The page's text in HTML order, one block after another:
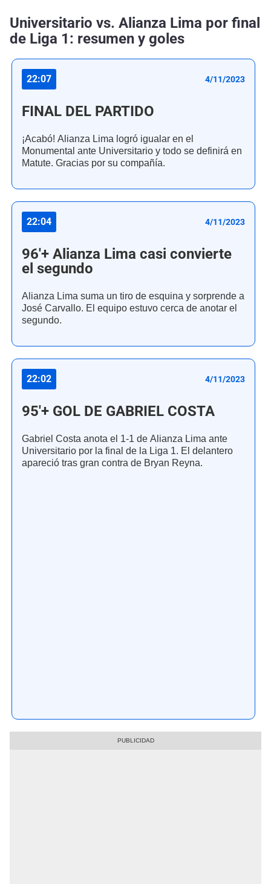
Universitario vs. Alianza Lima por final
de Liga 1: resumen y goles
22:07 4/11/2023
FINAL DEL PARTIDO
¡Acabó! Alianza Lima logró igualar en el
Monumental ante Universitario y todo se definirá en
Matute. Gracias por su compañía.
22:04 4/11/2023
96'+ Alianza Lima casi convierte
el segundo
Alianza Lima suma un tiro de esquina y sorprende a
José Carvallo. El equipo estuvo cerca de anotar el
segundo.
22:02 4/11/2023
95'+ GOL DE GABRIEL COSTA
Gabriel Costa anota el 1-1 de Alianza Lima ante
Universitario por la final de la Liga 1. El delantero
apareció tras gran contra de Bryan Reyna.